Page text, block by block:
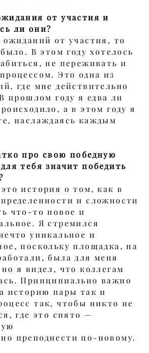
от участия и
ли они?
ожиданий от участия, то
В этом году хотелось
не переживать и
Это одна из
где мне действительно
прошлом году я едва ли
а в этом году я
наслаждаясь каждым
про свою победную
тебя значит победить
история о том, как в
и сложности
что-то новое и
Я стремился
уникальное и
поскольку площадка, на
была для меня
я видел, что коллегам
Принципиально важно
историю пары так и
так, чтобы никто не
где это снято —
преподнести по-новому.